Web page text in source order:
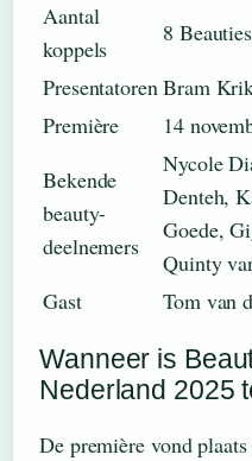
Aantal
koppels
8
PresentatorenBram
Première
14
Bekende
beauty-
deelnemers
Nycole
Denteh,
Goede,
Quinty
Gast
Tom van
Wanneer is
Nederland 2025
De première vond